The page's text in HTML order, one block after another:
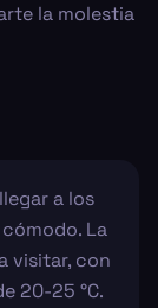
la molestia
a los
La
visitar, con
20-25 °C.